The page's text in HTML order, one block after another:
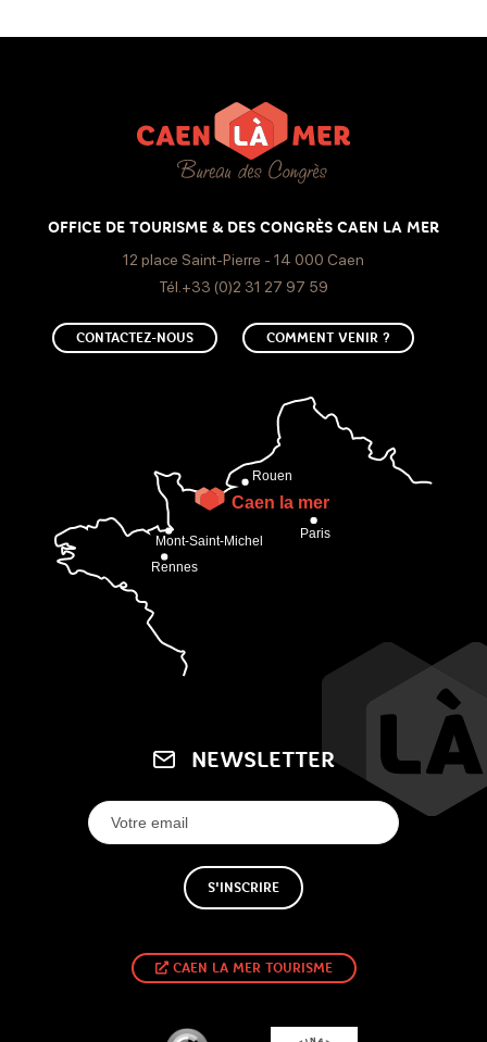
Tournoi Loki : 2h - 4 épreuves - mini 20 participants
Tarif tourisme d'affaires
Tournoi Odin : 2h30 - 5 épreuves - tarif mini 20 participants
32€
Tarif tourisme d'affaires
Équipements
Bar, cafeteria, salon de thé
Toilettes
Services
OFFICE DE TOURISME & DES CONGRÈS CAEN LA MER
12 place Saint-Pierre - 14 000 Caen
Tél.+33 (0)2 31 27 97 59
CONTACTEZ-NOUS COMMENT VENIR ?
NEWSLETTER
S'INSCRIRE
CAEN LA MER TOURISME